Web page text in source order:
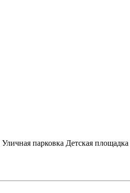
Уличная парковка Детская площадка